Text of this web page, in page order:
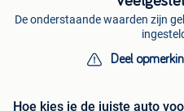
De onderstaande waarden zijn
Deel
Hoe kies je de juiste auto